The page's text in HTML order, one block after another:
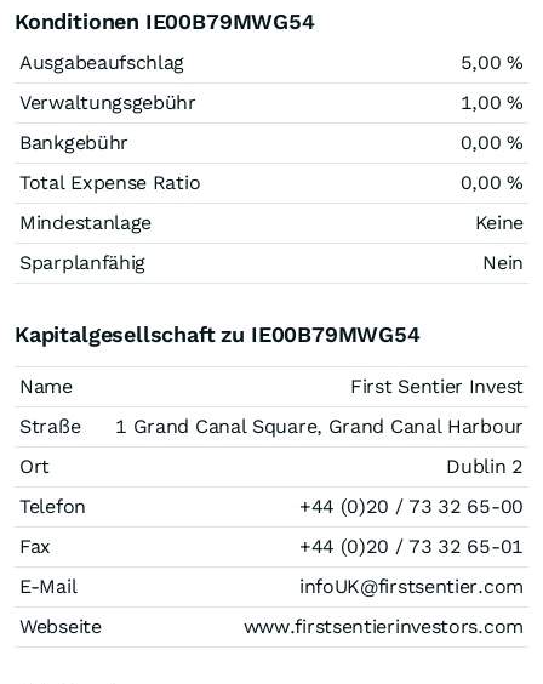
Konditionen IE00B79MWG54
Ausgabeaufschlag
5,00 %
Verwaltungsgebühr
1,00 %
Bankgebühr
0,00 %
Total Expense Ratio
0,00 %
Mindestanlage
Keine
Sparplanfähig
Nein
Kapitalgesellschaft zu IE00B79MWG54
Name
First Sentier Invest
Straße
1 Grand Canal Square, Grand Canal Harbour
Ort
Dublin 2
Telefon
+44 (0)20 / 73 32 65-00
Fax
+44 (0)20 / 73 32 65-01
E-Mail
infoUK@firstsentier.com
Webseite
www.firstsentierinvestors.com